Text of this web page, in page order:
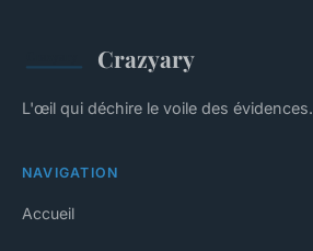
Crazyary
L'œil qui déchire le voile des évidences.
NAVIGATION
Accueil